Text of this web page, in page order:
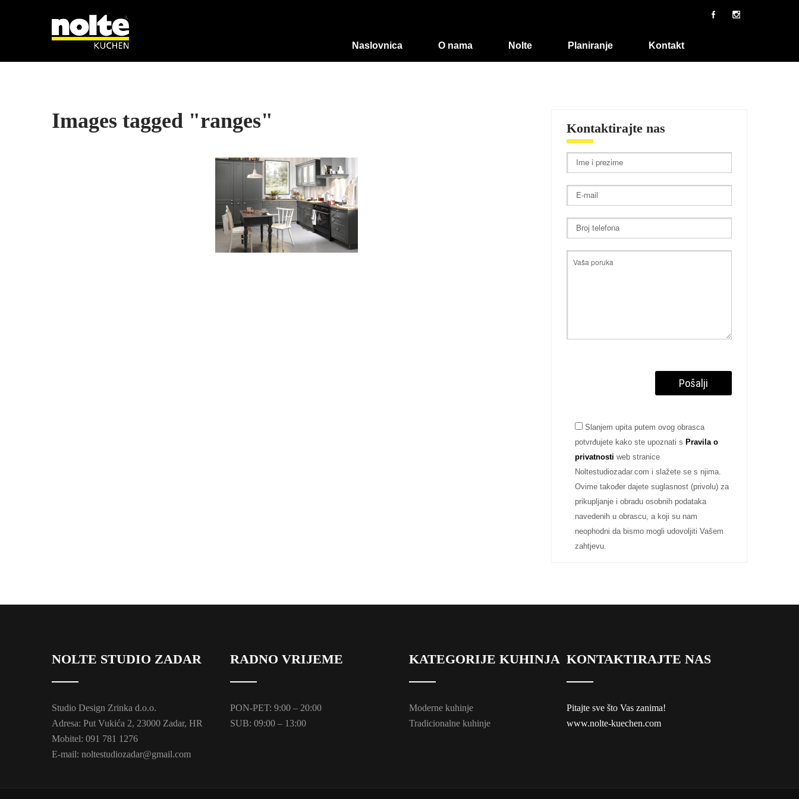
Naslovnica O nama Nolte Planiranje Kontakt
Images tagged "ranges" Kontaktirajte nas
Slanjem upita putem ovog obrasca
potvrđujete kako ste upoznati s Pravila o
privatnosti web stranice
Noltestudiozadar.com i slažete se s njima.
Ovime također dajete suglasnost (privolu) za
prikupljanje i obradu osobnih podataka
navedenih u obrascu, a koji su nam
neophodni da bismo mogli udovoljiti Vašem
zahtjevu.
NOLTE STUDIO ZADAR
Studio Design Zrinka d.o.o.
Adresa: Put Vukića 2, 23000 Zadar, HR
Mobitel: 091 781 1276
E-mail: noltestudiozadar@gmail.com
RADNO VRIJEME
PON-PET: 9:00 – 20:00
SUB: 09:00 – 13:00
KATEGORIJE KUHINJA
Moderne kuhinje
Tradicionalne kuhinje
KONTAKTIRAJTE NAS
Pitajte sve što Vas zanima!
www.nolte-kuechen.com